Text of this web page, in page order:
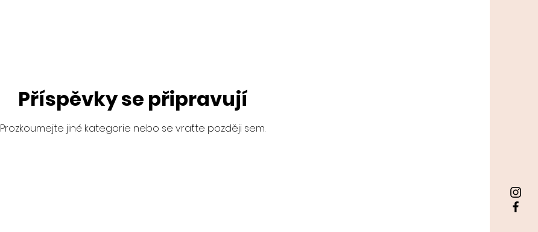
Příspěvky se připravují
Prozkoumejte jiné kategorie nebo se vraťte později sem.